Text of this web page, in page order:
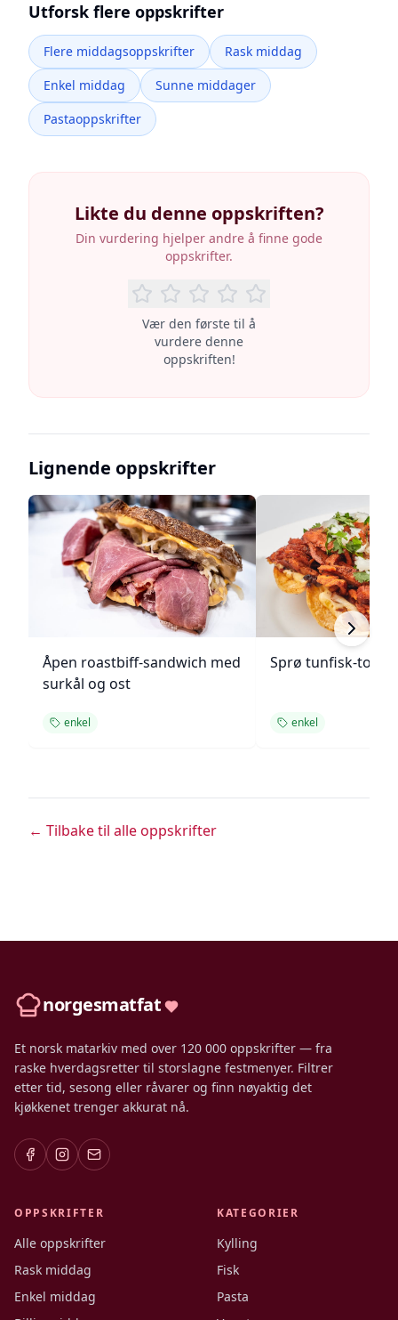
Utforsk flere oppskrifter
Flere middagsoppskrifter
Rask middag
Enkel middag
Sunne middager
Pastaoppskrifter
Likte du denne oppskriften?
Din vurdering hjelper andre å finne gode
oppskrifter.
Vær den første til å
vurdere denne
oppskriften!
Lignende oppskrifter
Åpen roastbiff-sandwich med
surkål og ost
enkel
Sprø tunfisk-
enkel
← Tilbake til alle oppskrifter
norgesmatfat
Et norsk matarkiv med over 120 000 oppskrifter — fra
raske hverdagsretter til storslagne festmenyer. Filtrer
etter tid, sesong eller råvarer og finn nøyaktig det
kjøkkenet trenger akkurat nå.
OPPSKRIFTER
Alle oppskrifter
Rask middag
Enkel middag
KATEGORIER
Kylling
Fisk
Pasta